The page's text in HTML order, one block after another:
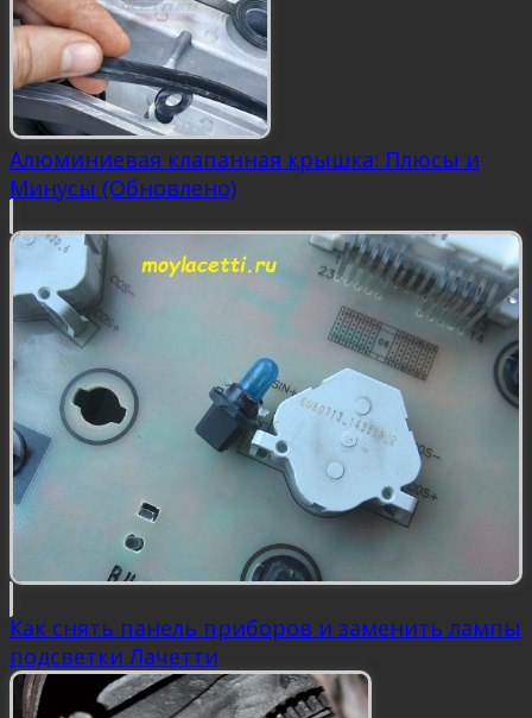
Алюминиевая клапанная крышка: Плюсы и
Минусы (Обновлено)
Как снять панель приборов и заменить лампы
подсветки Лачетти